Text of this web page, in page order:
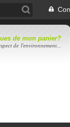
de mon panier?
de l'environnement...